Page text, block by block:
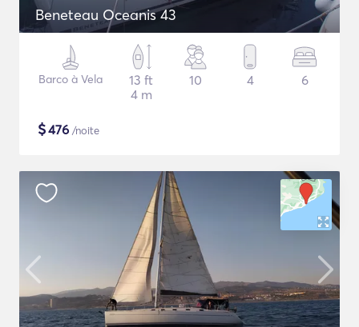
Beneteau Oceanis 43
Barco à Vela
13 ft
4 m
10 4 6
$476 /noite